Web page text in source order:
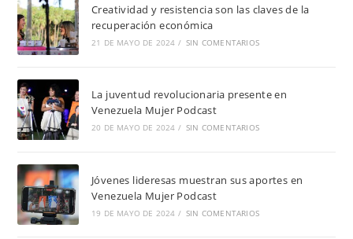
Creatividad y resistencia son las claves de la
recuperación económica
21 DE MAYO DE 2024 / SIN COMENTARIOS
La juventud revolucionaria presente en
Venezuela Mujer Podcast
20 DE MAYO DE 2024 / SIN COMENTARIOS
Jóvenes lideresas muestran sus aportes en
Venezuela Mujer Podcast
19 DE MAYO DE 2024 / SIN COMENTARIOS